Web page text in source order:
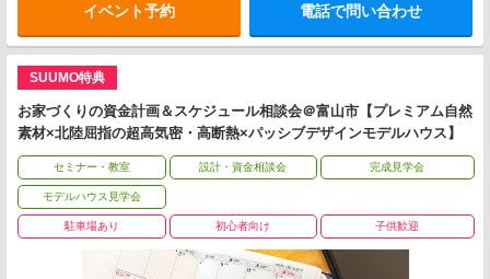
イベント予約 電話で問い合わせ
SUUMO特典
お家づくりの資金計画＆スケジュール相談会＠富山市【プレミアム自然
素材×北陸屈指の超高気密・高断熱×パッシブデザインモデルハウス】
セミナー・教室 設計・資金相談会 完成見学会
モデルハウス見学会
駐車場あり 初心者向け 子供歓迎